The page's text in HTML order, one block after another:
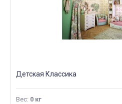
Детская Классика
Вес: 0 кг